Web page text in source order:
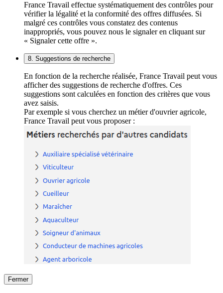
France Travail effectue systématiquement des contrôles pour
vérifier la légalité et la conformité des offres diffusées. Si
malgré ces contrôles vous constatez des contenus
inappropriés, vous pouvez nous le signaler en cliquant sur
« Signaler cette offre ».
8. Suggestions de recherche
En fonction de la recherche réalisée, France Travail peut vous
afficher des suggestions de recherche d'offres. Ces
suggestions sont calculées en fonction des critères que vous
avez saisis.
Par exemple si vous cherchez un métier d'ouvrier agricole,
France Travail peut vous proposer :
Fermer